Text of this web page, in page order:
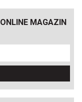
ONLINE MAGAZIN